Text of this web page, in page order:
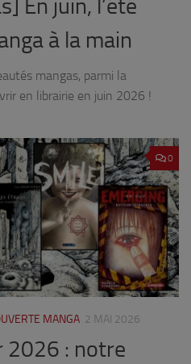
En juin, l’été
à la main
mangas, parmi la
en librairie en juin 2026 !
0
MANGA 2 MAI 2026
2026 : notre